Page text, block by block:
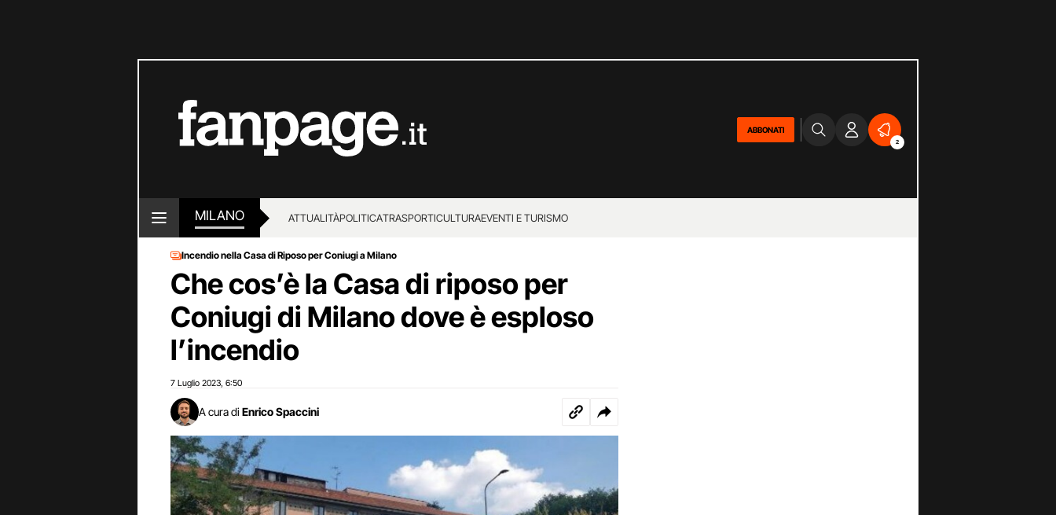
ABBONATI
2
MILANO ATTUALITÀPOLITICATRASPORTICULTURAEVENTI E TURISMO
Incendio nella Casa di Riposo per Coniugi a Milano
Che cos’è la Casa di riposo per
Coniugi di Milano dove è esploso
l’incendio
7 Luglio 2023 6:50
A cura di Enrico Spaccini